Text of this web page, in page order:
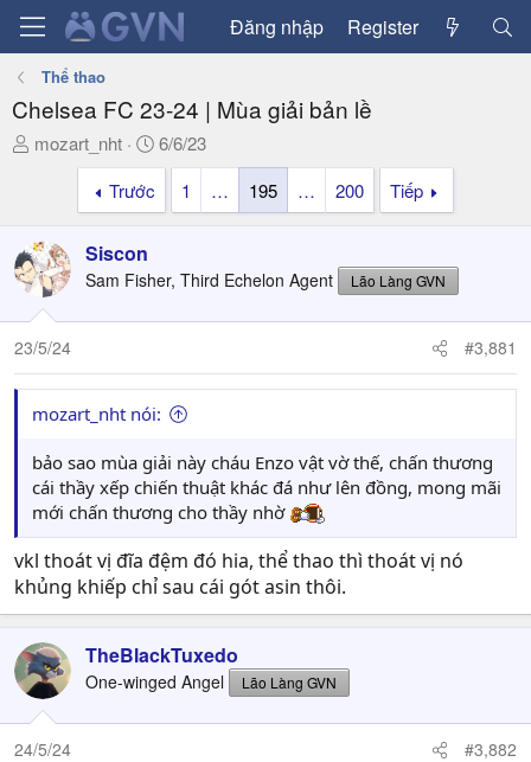
Đăng nhập Register
Thể thao
Chelsea FC 23-24 | Mùa giải bản lề
T
a
d
s
t
a
t
e
mozart_nht
N
g
y
i
6/6/23
Trước
1 … 195 … 200 Tiếp
Siscon
Sam Fisher, Third Echelon Agent Lão Làng GVN
23/5/24 #3,881
mozart_nht nói:
bảo sao mùa giải này cháu Enzo vật vờ thế, chấn thương
cái thầy xếp chiến thuật khác đá như lên đồng, mong mãi
mới chấn thương cho thầy nhờ
vkl thoát vị đĩa đệm đó hia, thể thao thì thoát vị nó
khủng khiếp chỉ sau cái gót asin thôi.
TheBlackTuxedo
One-winged Angel Lão Làng GVN
24/5/24 #3,882